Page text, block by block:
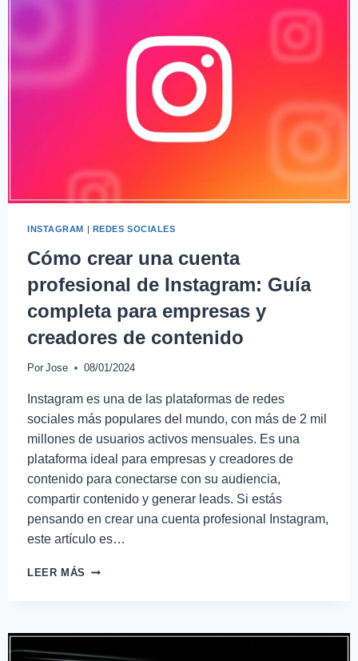
INSTAGRAM | REDES SOCIALES
Cómo crear una cuenta
profesional de Instagram: Guía
completa para empresas y
creadores de contenido
Por Jose 08/01/2024
Instagram es una de las plataformas de redes
sociales más populares del mundo, con más de 2 mil
millones de usuarios activos mensuales. Es una
plataforma ideal para empresas y creadores de
contenido para conectarse con su audiencia,
compartir contenido y generar leads. Si estás
pensando en crear una cuenta profesional Instagram,
este artículo es…
LEER MÁS